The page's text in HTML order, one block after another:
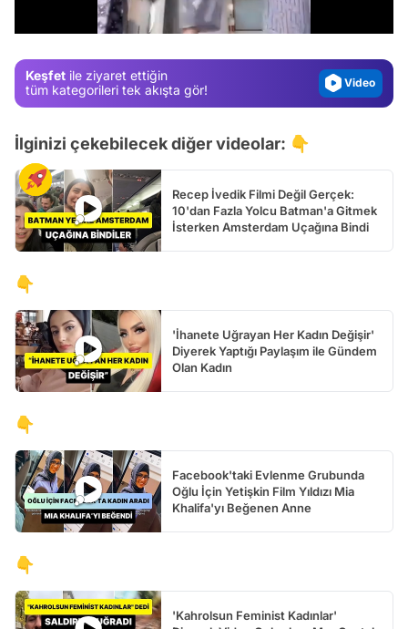
Keşfet ile ziyaret ettiğin
tüm kategorileri tek akışta gör!
Video
İlginizi çekebilecek diğer videolar: 👇
Recep İvedik Filmi Değil Gerçek:
10'dan Fazla Yolcu Batman'a Gitmek
İsterken Amsterdam Uçağına Bindi
👇
'İhanete Uğrayan Her Kadın Değişir'
Diyerek Yaptığı Paylaşım ile Gündem
Olan Kadın
👇
Facebook'taki Evlenme Grubunda
Oğlu İçin Yetişkin Film Yıldızı Mia
Khalifa'yı Beğenen Anne
👇
'Kahrolsun Feminist Kadınlar'